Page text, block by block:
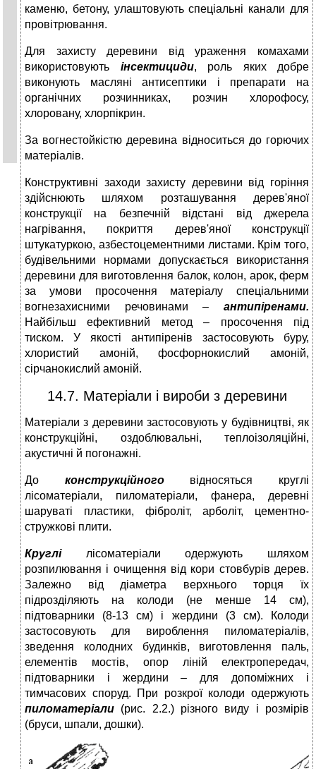
каменю, бетону, улаштовують спеціальні канали для
провітрювання.
Для захисту деревини від ураження комахами
використовують інсектициди, роль яких добре
виконують масляні антисептики і препарати на
органічних розчинниках, розчин хлорофосу,
хлоровану, хлорпікрин.
За вогнестойкістю деревина відноситься до горючих
матеріалів.
Конструктивні заходи захисту деревини від горіння
здійснюють шляхом розташування дерев'яної
конструкції на безпечній відстані від джерела
нагрівання, покриття дерев'яної конструкції
штукатуркою, азбестоцементними листами. Крім того,
будівельними нормами допускається використання
деревини для виготовлення балок, колон, арок, ферм
за умови просочення матеріалу спеціальними
вогнезахисними речовинами – антипіренами.
Найбільш ефективний метод – просочення під
тиском. У якості антипіренів застосовують буру,
хлористий амоній, фосфорнокислий амоній,
сірчанокислий амоній.
14.7. Матеріали і вироби з деревини
Матеріали з деревини застосовують у будівництві, як
конструкційні, оздоблювальні, теплоізоляційні,
акустичні й погонажні.
До конструкційноговідносяться круглі
лісоматеріали, пиломатеріали, фанера, деревні
шаруваті пластики, фіброліт, арболіт, цементно-
стружкові плити.
Круглі
лісоматеріали одержують шляхом
розпилювання і очищення від кори стовбурів дерев.
Залежно від діаметра верхнього торця їх
підрозділяють на колоди (не менше 14 см),
підтоварники (8-13 см) і жердини (3 см). Колоди
застосовують для вироблення пиломатеріалів,
зведення колодних будинків, виготовлення паль,
елементів мостів, опор ліній електропередач,
підтоварники і жердини – для допоміжних і
тимчасових споруд. При розкрої колоди одержують
пиломатеріали (рис. 2.2.)
різного виду і розмірів
(бруси, шпали, дошки).